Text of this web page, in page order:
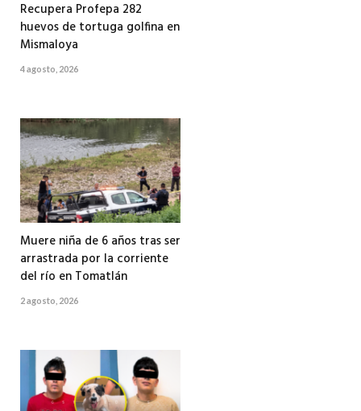
Recupera Profepa 282
huevos de tortuga golfina en
Mismaloya
4 agosto, 2026
Muere niña de 6 años tras ser
arrastrada por la corriente
del río en Tomatlán
2 agosto, 2026